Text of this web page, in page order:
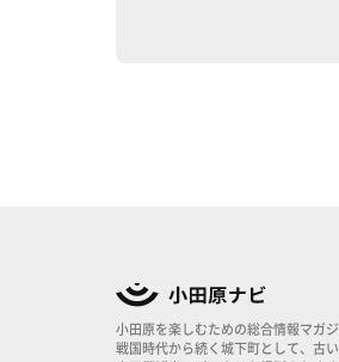
小田原を楽しむための総合情報マガジ
戦国時代から続く城下町として、古